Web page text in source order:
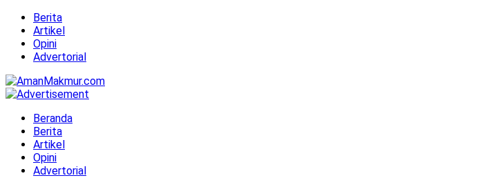
Berita
Artikel
Opini
Advertorial
Beranda
Berita
Artikel
Opini
Advertorial